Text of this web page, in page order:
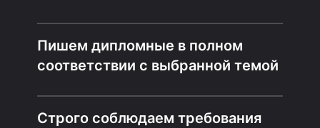
Пишем дипломные в полном
соответствии с выбранной темой
Строго соблюдаем требования